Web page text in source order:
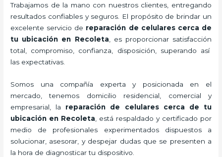
Trabajamos de la mano con nuestros clientes, entregando
resultados confiables y seguros. El propósito de brindar un
excelente servicio de reparación de celulares cerca de
tu ubicación en Recoleta , es proporcionar satisfacción
total, compromiso, confianza, disposición, superando así
las expectativas.
Somos una compañía experta y posicionada en el
mercado, tenemos domicilio residencial, comercial y
empresarial, la reparación de celulares cerca de tu
ubicación en Recoleta , está respaldado y certificado por
medio de profesionales experimentados dispuestos a
solucionar, asesorar, y despejar dudas que se presenten a
la hora de diagnosticar tu dispositivo.